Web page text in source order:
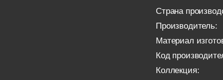
Страна
Производитель:
Материал
Код
Коллекция: